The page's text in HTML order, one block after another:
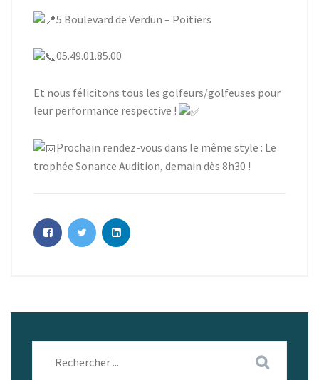
5 Boulevard de Verdun – Poitiers
05.49.01.85.00
Et nous félicitons tous les golfeurs/golfeuses pour
leur performance respective !
Prochain rendez-vous dans le même style : Le
trophée Sonance Audition, demain dès 8h30 !